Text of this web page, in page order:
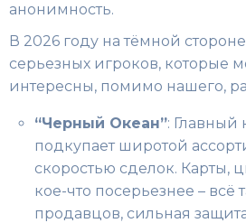
анонимность.
В 2026 году на тёмной
серьезных игроков, которые
интересны, помимо нашего,
“Черный Океан”: Главный
подкупает широтой
скоростью сделок. Карты,
кое-что посерьезнее – всё
продавцов, сильная